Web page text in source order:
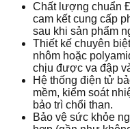
Chất lượng chuẩn
cam kết cung cấp
sau khi sản phẩm
Thiết kế chuyên
nhôm hoặc
chịu được va đập
Hệ thống điện tử
mềm, kiểm soát
bảo trì chổi than.
Bảo vệ sức khỏe